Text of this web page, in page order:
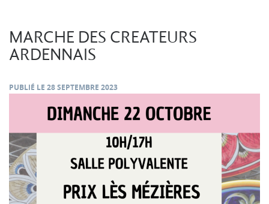
MARCHE DES CREATEURS
ARDENNAIS
PUBLIÉ LE 28 SEPTEMBRE 2023